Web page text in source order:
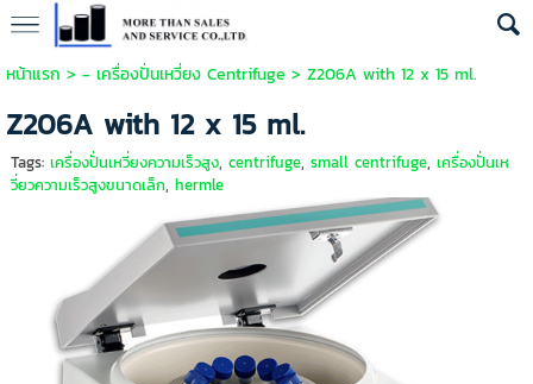
หน้าแรก > - เครื่องปั่นเหวี่ยง Centrifuge > Z206A with 12 x 15 ml.
Z206A with 12 x 15 ml.
Tags: เครื่องปั่นเหวี่ยงความเร็วสูง, centrifuge, small centrifuge, เครื่องปั่นเห
วี่ยวความเร็วสูงขนาดเล็ก, hermle